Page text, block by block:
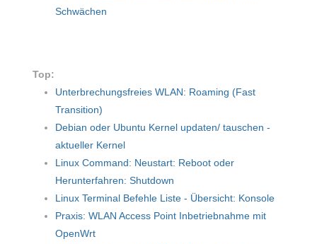
Schwächen
Top:
Unterbrechungsfreies WLAN: Roaming (Fast
Transition)
Debian oder Ubuntu Kernel updaten/ tauschen -
aktueller Kernel
Linux Command: Neustart: Reboot oder
Herunterfahren: Shutdown
Linux Terminal Befehle Liste - Übersicht: Konsole
Praxis: WLAN Access Point Inbetriebnahme mit
OpenWrt